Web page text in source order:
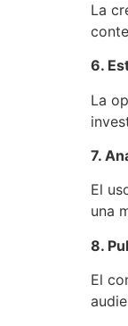
La
6.
La
7.
El
una
8.
El